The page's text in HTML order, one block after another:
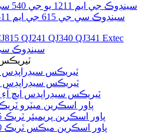
سينڊوڪ جي ايم 1211 يو جي 540 سي جي 612
QJ241 QJ340 QJ341 Extec
سينڊوڪ سي
ٽيريڪس
ٽيريڪس سيڊراپڊس
ٽيريڪس سيڊراپڊس ايڇ آءِ ايس
پاور اسڪرين ميٽرو ٽريڪ
پاور اسڪرين پريميئر ٽريڪ 1165 1180
پاور اسڪرين ميڪس ٽريڪ 1000 1300